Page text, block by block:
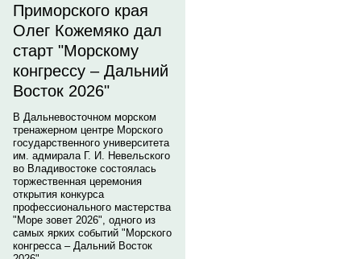
Приморского края
Олег Кожемяко дал
старт "Морскому
конгрессу – Дальний
Восток 2026"
В Дальневосточном морском
тренажерном центре Морского
государственного университета
им. адмирала Г. И. Невельского
во Владивостоке состоялась
торжественная церемония
открытия конкурса
профессионального мастерства
"Море зовет 2026", одного из
самых ярких событий "Морского
конгресса – Дальний Восток